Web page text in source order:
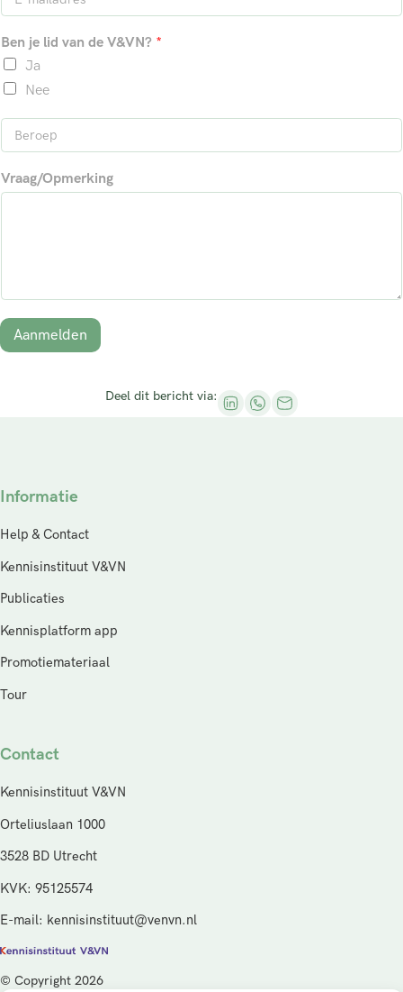
*r
a
a
m
t
a
*
Ben je lid van de V&VN? *
Ja
Nee
B
o
e
Vraag/Opmerking
Aanmelden
Deel dit bericht via:
Informatie
Help & Contact
Kennisinstituut V&VN
Publicaties
Kennisplatform app
Promotiemateriaal
Tour
Contact
Kennisinstituut V&VN
Orteliuslaan 1000
3528 BD Utrecht
KVK: 95125574
E-mail: kennisinstituut@venvn.nl
© Copyright 2026